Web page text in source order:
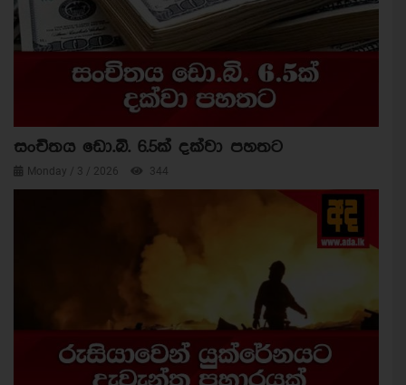
සංචිතය ඩො.බි. 6.5ක් දක්වා පහතට
Monday / 3 / 2026 344